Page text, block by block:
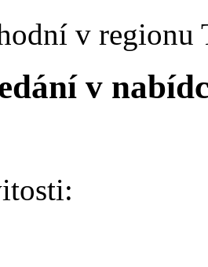
v regionu
v